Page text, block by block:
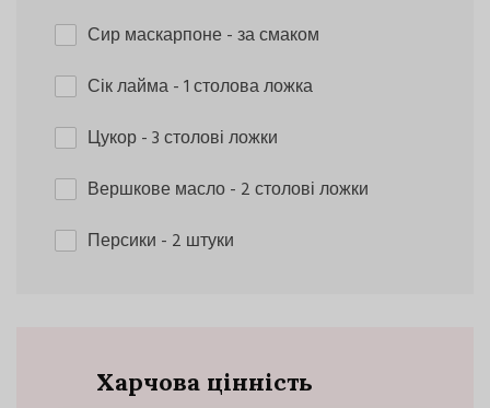
Сир маскарпоне- за смаком
Сік лайма- 1 столова ложка
Цукор- 3 столові ложки
Вершкове масло- 2 столові ложки
Персики - 2 штуки
Харчова цінність